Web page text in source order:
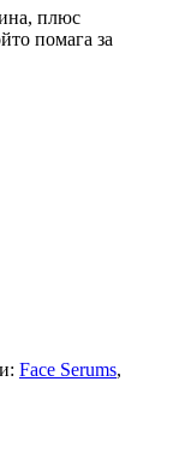
плюс
помага за
Face Serums,